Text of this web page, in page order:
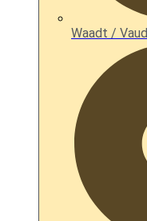
Waadt / Vaud